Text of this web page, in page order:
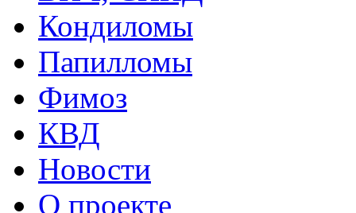
Кондиломы
Папилломы
Фимоз
КВД
Новости
О проекте